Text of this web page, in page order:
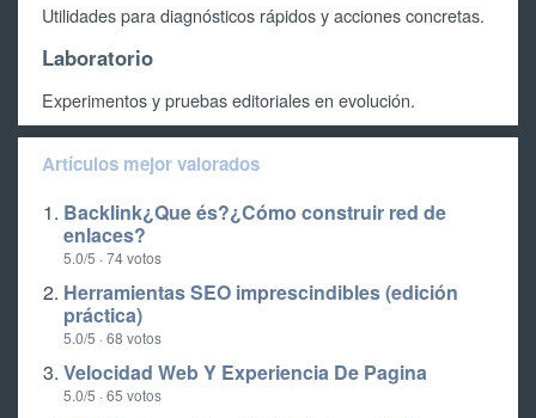
Utilidades para diagnósticos rápidos y acciones concretas.
Laboratorio
Experimentos y pruebas editoriales en evolución.
Artículos mejor valorados
Backlink¿Que és?¿Cómo construir red de
enlaces?
5.0/5 · 74 votos
Herramientas SEO imprescindibles (edición
práctica)
5.0/5 · 68 votos
Velocidad Web Y Experiencia De Pagina
5.0/5 · 65 votos